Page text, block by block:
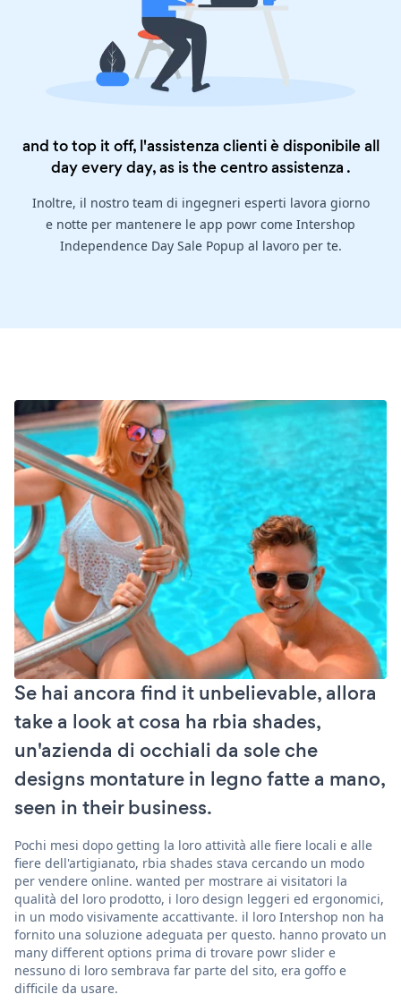
and to top it off, l'assistenza clienti è disponibile all
day every day, as is thecentro assistenza .
Inoltre, il nostro team di ingegneri esperti lavora giorno
e notte per mantenere le app powr come Intershop
Independence Day Sale Popup al lavoro per te.
Se hai ancora find it unbelievable, allora
take a look at cosa ha rbia shades,
un'azienda di occhiali da sole che
designs montature in legno fatte a mano,
seen in their business.
Pochi mesi dopo getting la loro attività alle fiere locali e alle
fiere dell'artigianato, rbia shades stava cercando un modo
per vendere online. wanted per mostrare ai visitatori la
qualità del loro prodotto, i loro design leggeri ed ergonomici,
in un modo visivamente accattivante. il loro Intershop non ha
fornito una soluzione adeguata per questo. hanno provato un
many different options prima di trovare powr slider e
nessuno di loro sembrava far parte del sito, era goffo e
difficile da usare.